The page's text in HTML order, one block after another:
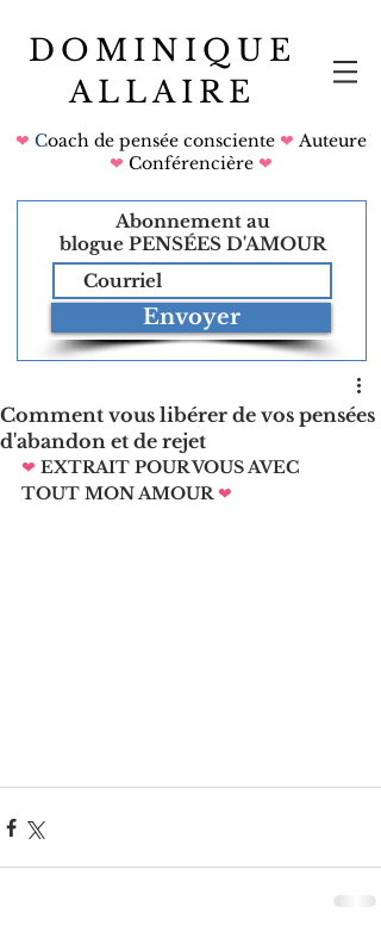
DOMINIQUE
ALLAIRE
❤ Coach de pensée consciente ❤ Auteure
❤ Conférencière ❤
Abonnement au
blogue PENSÉES D'AMOUR
Envoyer
Comment vous libérer de vos pensées
d'abandon et de rejet
❤ EXTRAIT POUR VOUS AVEC
TOUT MON AMOUR ❤